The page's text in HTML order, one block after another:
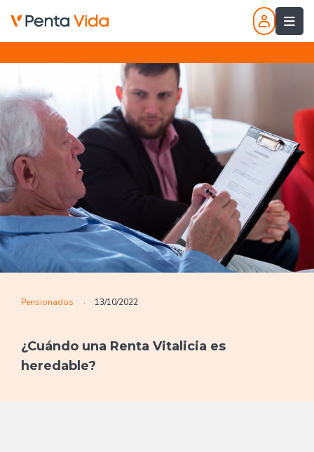
Pensionados . 13/10/2022
¿Cuándo una Renta Vitalicia es
heredable?